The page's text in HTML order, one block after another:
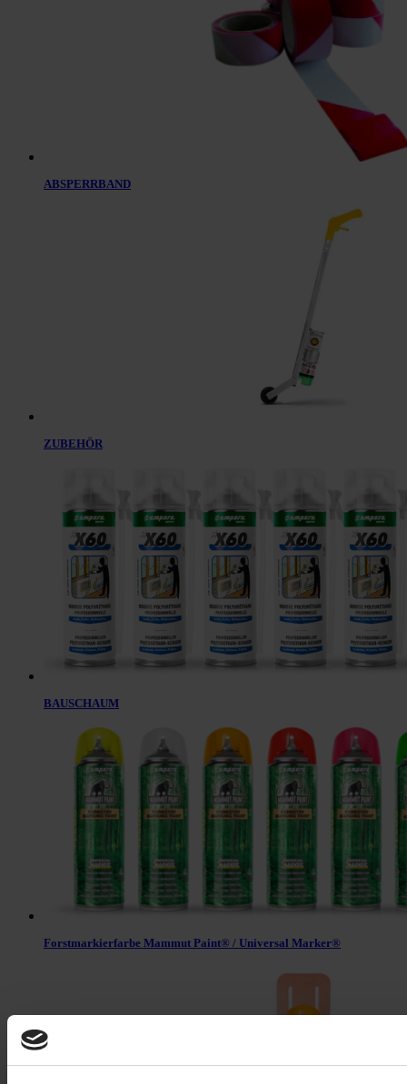
ABSPERRBAND
ZUBEHÖR
BAUSCHAUM
Forstmarkierfarbe Mammut Paint® / Universal Marker®